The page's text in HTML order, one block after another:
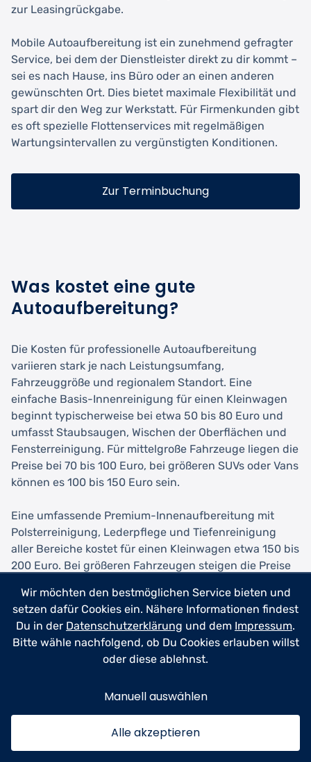
zur Leasingrückgabe.
Mobile Autoaufbereitung ist ein zunehmend gefragter
Service, bei dem der Dienstleister direkt zu dir kommt –
sei es nach Hause, ins Büro oder an einen anderen
gewünschten Ort. Dies bietet maximale Flexibilität und
spart dir den Weg zur Werkstatt. Für Firmenkunden gibt
es oft spezielle Flottenservices mit regelmäßigen
Wartungsintervallen zu vergünstigten Konditionen.
Zur Terminbuchung
Was kostet eine gute
Autoaufbereitung?
Die Kosten für professionelle Autoaufbereitung
variieren stark je nach Leistungsumfang,
Fahrzeuggröße und regionalem Standort. Eine
einfache Basis-Innenreinigung für einen Kleinwagen
beginnt typischerweise bei etwa 50 bis 80 Euro und
umfasst Staubsaugen, Wischen der Oberflächen und
Fensterreinigung. Für mittelgroße Fahrzeuge liegen die
Preise bei 70 bis 100 Euro, bei größeren SUVs oder Vans
können es 100 bis 150 Euro sein.
Eine umfassende Premium-Innenaufbereitung mit
Polsterreinigung, Lederpflege und Tiefenreinigung
aller Bereiche kostet für einen Kleinwagen etwa 150 bis
200 Euro. Bei größeren Fahrzeugen steigen die Preise
hartnäckige Verschmutzungen, Geruchsbeseitigung
oder Tierhaare entfernt werden müssen, können
Aufschläge von 50 bis 100 Euro hinzukommen.
Die Außenaufbereitung beginnt mit einfachen
professionelle Außenreinigung mit Lackpflege und
Versiegelung liegt bei 80 bis 150 Euro. Mehrstufige
Polituren zur Lackkorrektur beginnen bei etwa 200
Euro und können je nach Zustand des Lacks und
Wir möchten den bestmöglichen Service bieten und
setzen dafür Cookies ein. Nähere Informationen findest
Du in der Datenschutzerklärung und dem Impressum.
Bitte wähle nachfolgend, ob Du Cookies erlauben willst
oder diese ablehnst.
Manuell auswählen
Alle akzeptieren